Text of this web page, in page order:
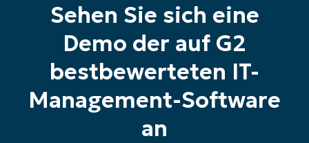
Sehen Sie sich eine
Demo der auf G2
bestbewerteten IT-
Management-Software
an
Company